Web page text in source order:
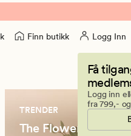
Finn butikk Logg Inn
Få
Logg inn
fra 799,-
TRENDER
The Flower Shop -